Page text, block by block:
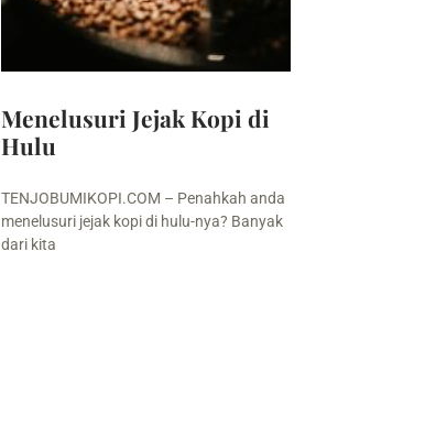
Menelusuri Jejak Kopi di
Hulu
TENJOBUMIKOPI.COM – Penahkah anda
menelusuri jejak kopi di hulu-nya? Banyak
dari kita